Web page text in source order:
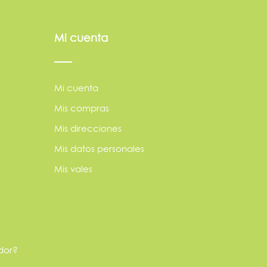
Mi cuenta
Mi cuenta
Mis compras
Mis direcciones
Mis datos personales
Mis vales